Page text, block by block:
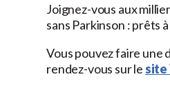
Joignez-vous aux
sans Parkinson : prêts
Vous pouvez faire une
rendez-vous sur le site